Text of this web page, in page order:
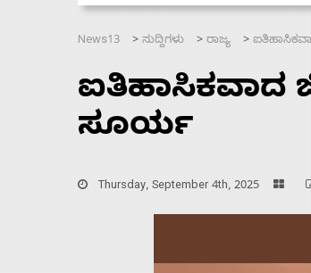
News13 > ಸುದ್ದಿಗಳು > ರಾಜ್ಯ >
ಐತಿಹಾಸಿಕವಾದ
ಸೂರ್ಯ
Thursday, September 4th, 2025